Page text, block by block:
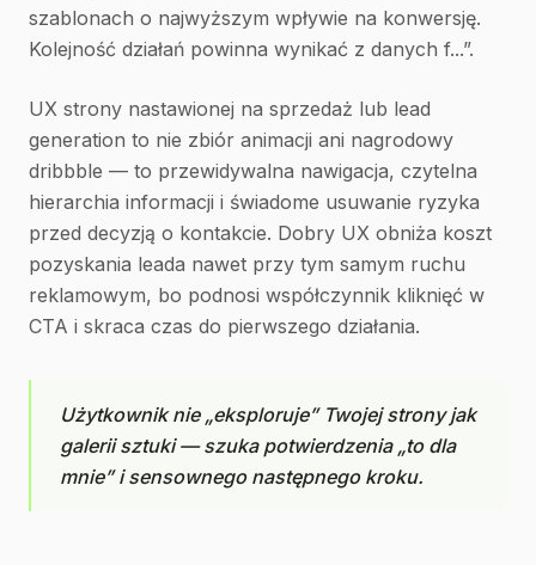
szablonach o najwyższym wpływie na konwersję.
Kolejność działań powinna wynikać z danych f...”.
UX strony nastawionej na sprzedaż lub lead
generation to nie zbiór animacji ani nagrodowy
dribbble — to przewidywalna nawigacja, czytelna
hierarchia informacji i świadome usuwanie ryzyka
przed decyzją o kontakcie. Dobry UX obniża koszt
pozyskania leada nawet przy tym samym ruchu
reklamowym, bo podnosi współczynnik kliknięć w
CTA i skraca czas do pierwszego działania.
Użytkownik nie „eksploruje” Twojej strony jak
galerii sztuki — szuka potwierdzenia „to dla
mnie” i sensownego następnego kroku.